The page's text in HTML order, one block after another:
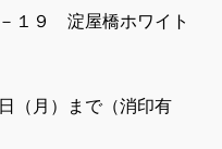
１９ 淀屋橋ホワイト
（月）まで（消印有